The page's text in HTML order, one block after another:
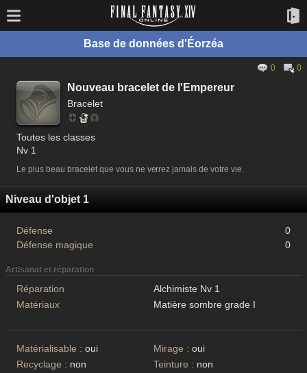
Base de données d'Éorzéa
0 0
Nouveau bracelet de l'Empereur
Bracelet
Toutes les classes
Nv 1
Le plus beau bracelet que vous ne verrez jamais de votre vie.
Niveau d'objet 1
Défense
0
Défense magique
0
Artisanat et réparation
Réparation
Alchimiste Nv 1
Matériaux
Matière sombre grade I
Matérialisable : oui Mirage : oui
Recyclage : non Teinture : non